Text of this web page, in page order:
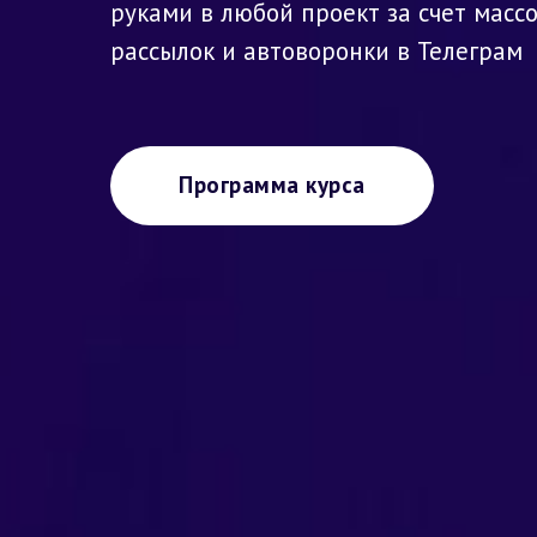
Программа курса
руками в любой проект за счет
рассылок и автоворонки в Телеграм